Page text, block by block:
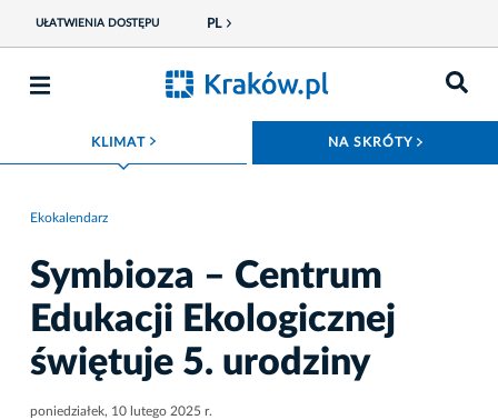
UŁATWIENIA DOSTĘPU PL
KLIMAT ROZWIŃ MENU NA SKRÓTY
Ekokalendarz
Symbioza – Centrum
Edukacji Ekologicznej
świętuje 5. urodziny
poniedziałek, 10 lutego 2025 r.